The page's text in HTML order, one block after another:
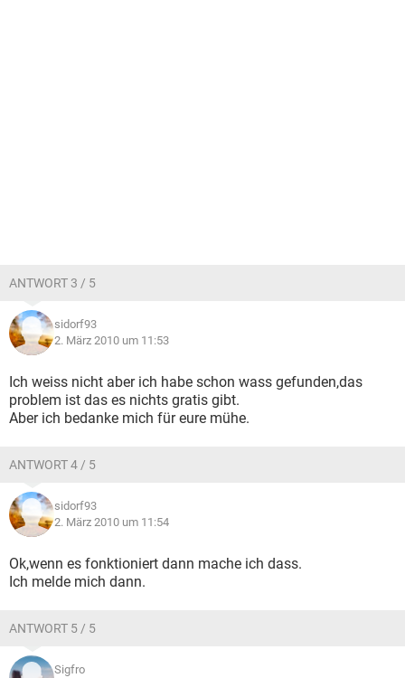
ANTWORT 3 / 5
sidorf93
2. März 2010 um 11:53
Ich weiss nicht aber ich habe schon wass gefunden,das
problem ist das es nichts gratis gibt.
Aber ich bedanke mich für eure mühe.
ANTWORT 4 / 5
sidorf93
2. März 2010 um 11:54
Ok,wenn es fonktioniert dann mache ich dass.
Ich melde mich dann.
ANTWORT 5 / 5
Sigfro